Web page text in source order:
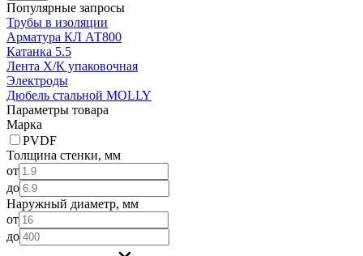
Популярные запросы
Трубы в изоляции
Арматура КЛ АТ800
Катанка 5.5
Лента Х/К упаковочная
Электроды
Дюбель стальной MOLLY
Параметры товара
Марка
PVDF
Толщина стенки, мм
от
до
Наружный диаметр, мм
от
до